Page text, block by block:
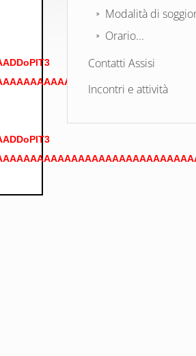
Modalità di
Orario...
Contatti Assisi
Incontri e attività